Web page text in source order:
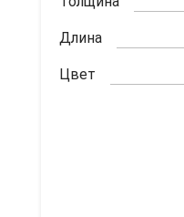
Длина
Цвет